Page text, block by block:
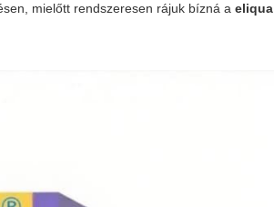
mielőtt rendszeresen rájuk bízná aeliqua